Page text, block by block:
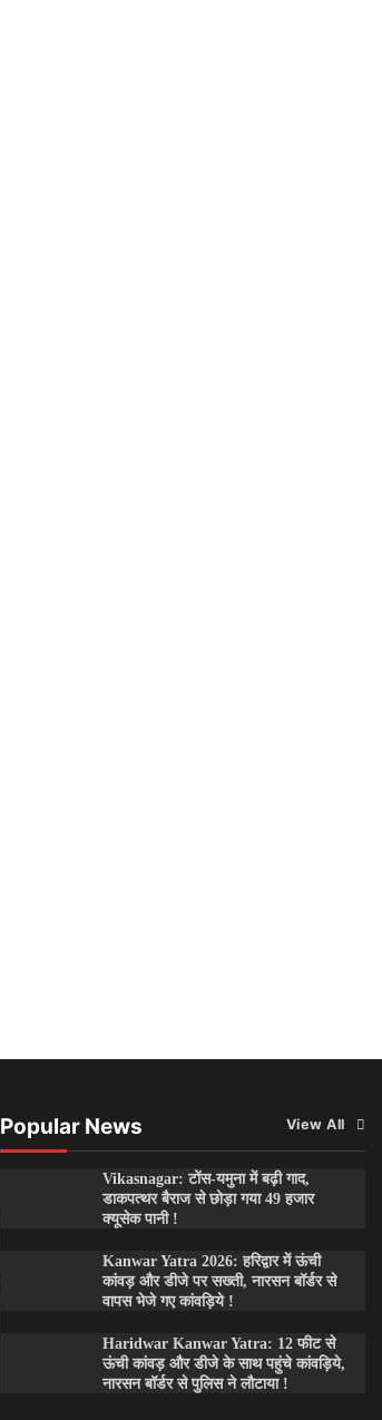
Popular News View All
Vikasnagar: टोंस-यमुना में बढ़ी गाद,
डाकपत्थर बैराज से छोड़ा गया 49 हजार
क्यूसेक पानी !
Kanwar Yatra 2026: हरिद्वार में ऊंची
कांवड़ और डीजे पर सख्ती, नारसन बॉर्डर से
वापस भेजे गए कांवड़िये !
Haridwar Kanwar Yatra: 12 फीट से
ऊंची कांवड़ और डीजे के साथ पहुंचे कांवड़िये,
नारसन बॉर्डर से पुलिस ने लौटाया !